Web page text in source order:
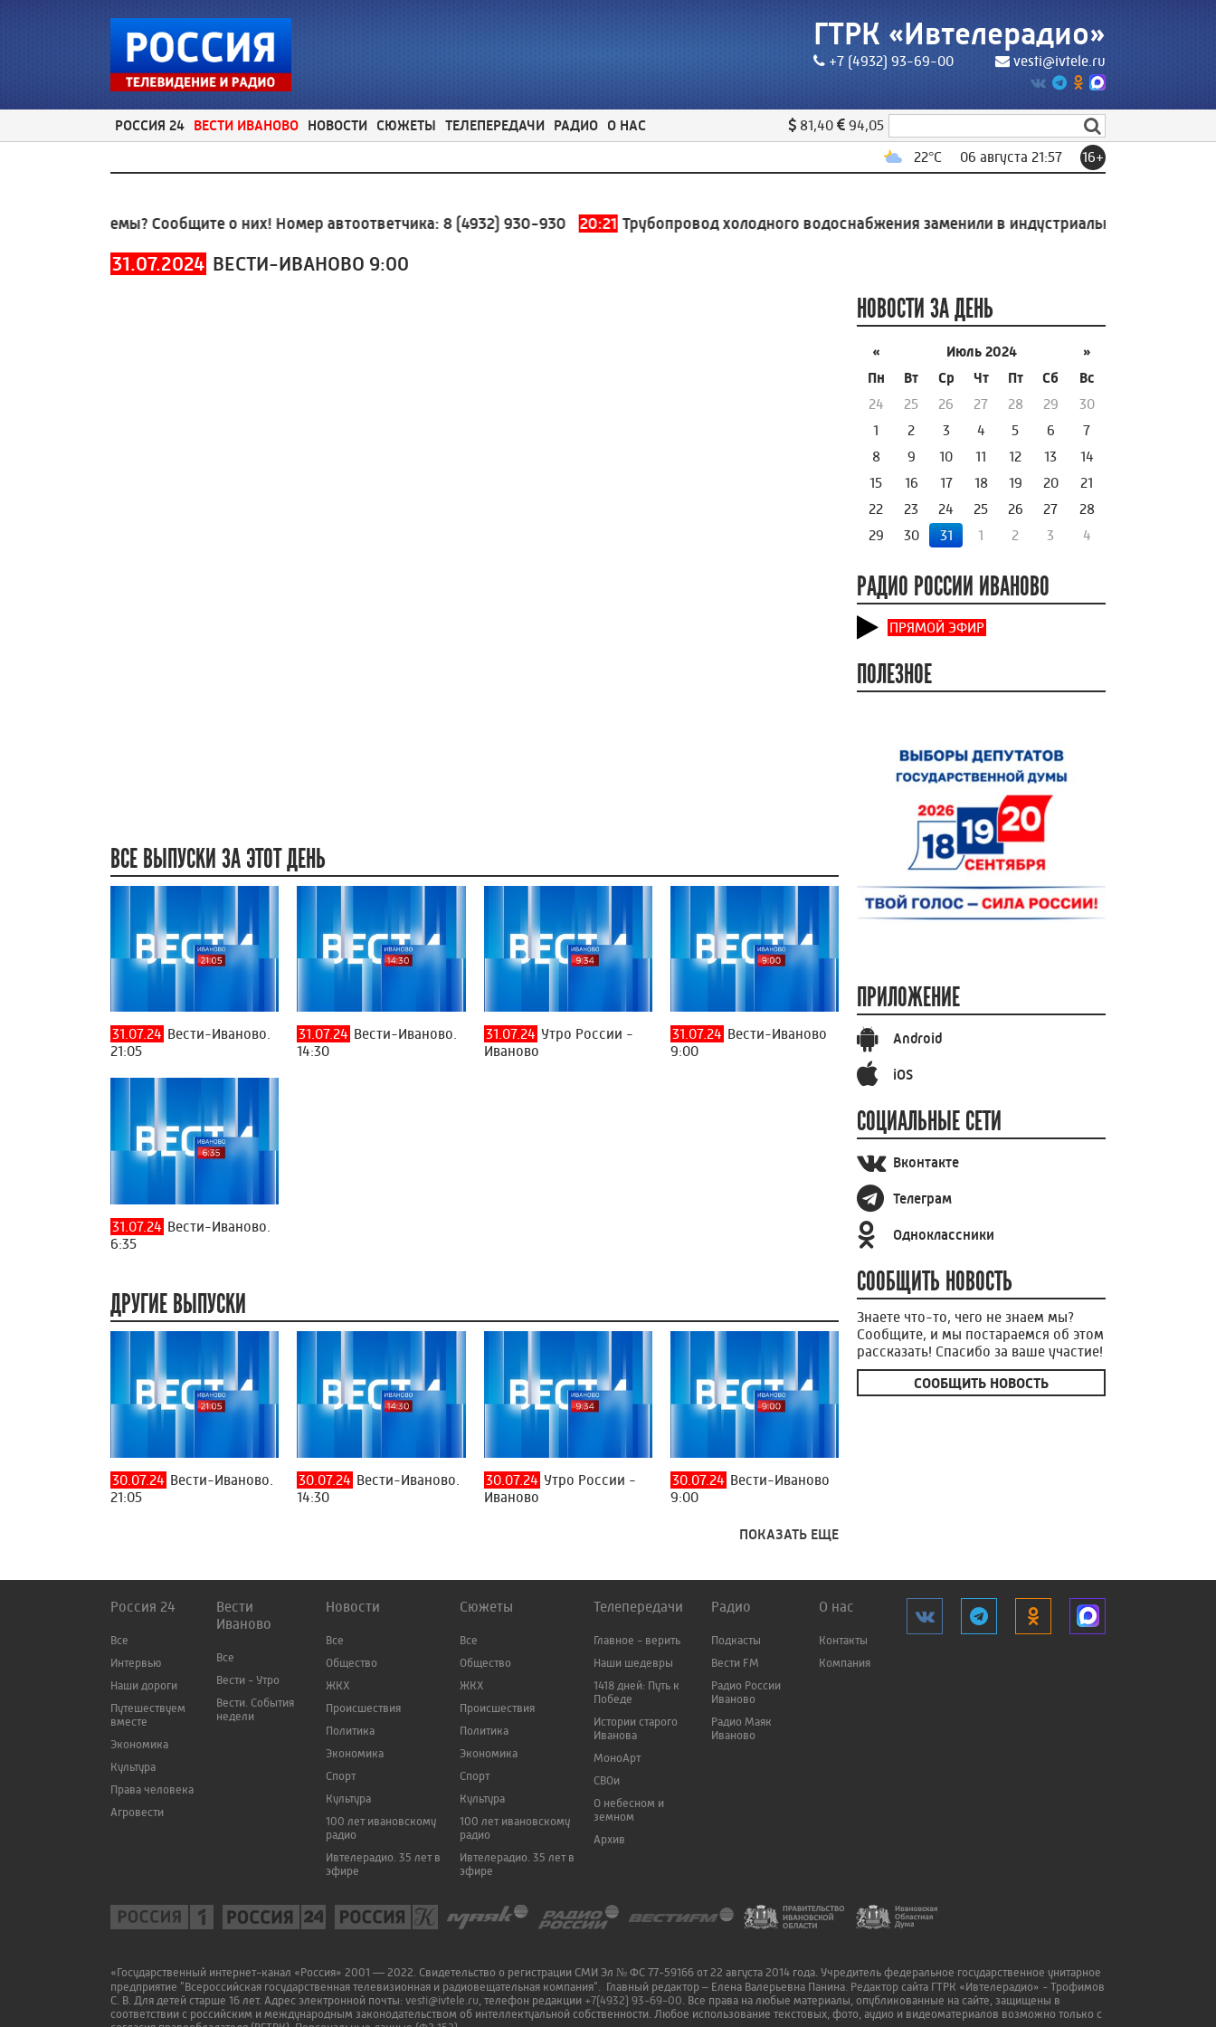
ГТРК «Ивтелерадио»
+7 (4932) 93-69-00 vesti@ivtele.ru
РОССИЯ 24 ВЕСТИ ИВАНОВО НОВОСТИ СЮЖЕТЫ ТЕЛЕПЕРЕДАЧИ РАДИО О НАС 81,40
94,05
22°C 06 августа 21:57 16+
проблемы? Сообщите о них! Номер автоответчика:8 (4932) 930-930 20:21 Трубопровод холодного водоснабжения заменили в индустриальном парке Родники
31.07.2024 ВЕСТИ-ИВАНОВО 9:00
ВСЕ ВЫПУСКИ ЗА ЭТОТ ДЕНЬ
31.07.24 Вести-Иваново.
21:05
31.07.24 Вести-Иваново.
14:30
31.07.24 Утро России -
Иваново
31.07.24 Вести-Иваново
9:00
31.07.24 Вести-Иваново.
6:35
ДРУГИЕ ВЫПУСКИ
30.07.24 Вести-Иваново.
21:05
30.07.24 Вести-Иваново.
14:30
30.07.24 Утро России -
Иваново
30.07.24 Вести-Иваново
9:00
ПОКАЗАТЬ ЕЩЕ
НОВОСТИ ЗА ДЕНЬ
« Июль 2024
»
Пн
Вт Ср Чт Пт Сб
Вс
24
25 26 27 28 29
30
1
2 3 4 5 6
7
8
9 10 11 12 13
14
15
16 17 18 19 20
21
22
23 24 25 26 27
28
29
30 31 1 2 3 4
РАДИО РОССИИ ИВАНОВО
ПРЯМОЙ ЭФИР
ПОЛЕЗНОЕ
ПРИЛОЖЕНИЕ
Android
iOS
СОЦИАЛЬНЫЕ СЕТИ
Вконтакте
Телеграм
Одноклассники
СООБЩИТЬ НОВОСТЬ
Знаете что-то, чего не знаем мы?
Сообщите, и мы постараемся об этом
рассказать! Спасибо за ваше участие!
СООБЩИТЬ НОВОСТЬ
Россия 24
Все
Интервью
Наши дороги
Путешествуем
вместе
Экономика
Культура
Права человека
Агровести
Вести
Иваново
Все
Вести - Утро
Вести. События
недели
Новости
Все
Общество
ЖКХ
Происшествия
Политика
Экономика
Спорт
Культура
100 лет ивановскому
радио
Ивтелерадио. 35 лет в
эфире
Сюжеты
Все
Общество
ЖКХ
Происшествия
Политика
Экономика
Спорт
Культура
100 лет ивановскому
радио
Ивтелерадио. 35 лет в
эфире
Телепередачи
Главное - верить
Наши шедевры
1418 дней: Путь к
Победе
Истории старого
Иванова
МоноАрт
СВОи
О небесном и
земном
Архив
Радио
Подкасты
Вести FM
Радио России
Иваново
Радио Маяк
Иваново
О нас
Контакты
Компания
«Государственный интернет-канал «Россия» 2001 — 2022. Свидетельство о регистрации СМИ Эл № ФС 77-59166 от 22 августа 2014 года. Учредитель федеральное государственное унитарное
предприятие "Всероссийская государственная телевизионная и радиовещательная компания". Главный редактор – Елена Валерьевна Панина. Редактор сайта ГТРК «Ивтелерадио» - Трофимов
С. В. Для детей старше 16 лет. Адрес электронной почты: vesti@ivtele.ru , телефон редакции +7(4932) 93-69-00 . Все права на любые материалы, опубликованные на сайте, защищены в
соответствии с российским и международным законодательством об интеллектуальной собственности. Любое использование текстовых, фото, аудио и видеоматериалов возможно только с